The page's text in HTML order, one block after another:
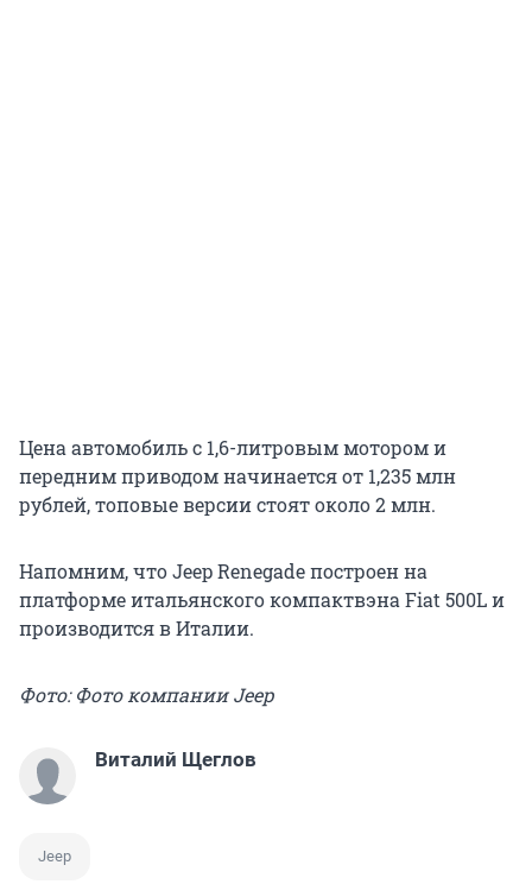
Цена автомобиль с 1,6-литровым мотором и
передним приводом начинается от 1,235 млн
рублей, топовые версии стоят около 2 млн.
Напомним, что Jeep Renegade построен на
платформе итальянского компактвэна Fiat 500L и
производится в Италии.
Фото: Фото компании Jeep
Виталий Щеглов
Jeep